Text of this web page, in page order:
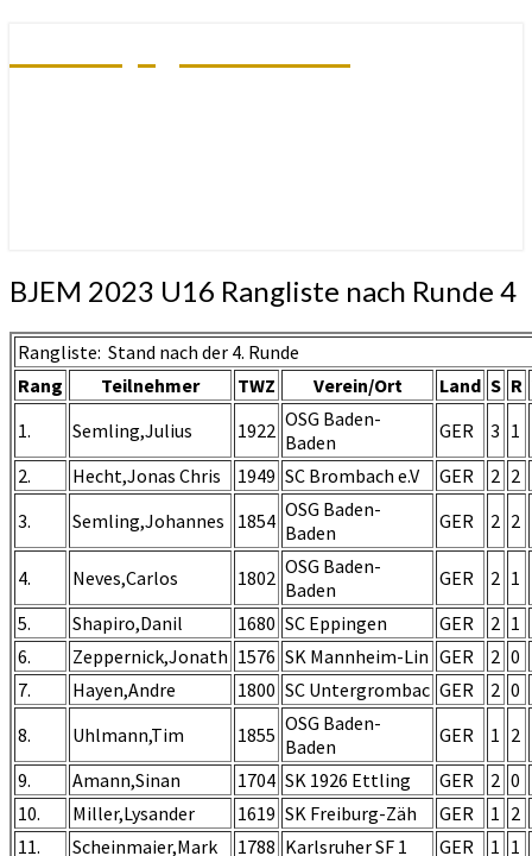
BJEM
2023
U16
Rangliste
nach
Runde
BJEM 2023 U16 Rangliste nach Runde 4
Rangliste: Stand nach der 4. Runde
Rang
Teilnehmer TWZ Verein/Ort Land S R
1.
Semling,Julius 1922 OSG Baden-
Baden
GER 3 1
2.
Hecht,Jonas Chris 1949 SC Brombach e.V GER 2 2
3.
Semling,Johannes 1854 OSG Baden-
Baden
GER 2 2
4. Neves,Carlos 1802 OSG Baden-
Baden
GER 2 1
5.
Shapiro,Danil 1680 SC Eppingen GER 2 1
6.
Zeppernick,Jonath 1576 SK Mannheim-Lin GER 2 0
7.
Hayen,Andre 1800 SC Untergrombac GER 2 0
8.
Uhlmann,Tim 1855 OSG Baden-
Baden
GER 1 2
9.
Amann,Sinan 1704 SK 1926 Ettling GER 2 0
10.
Miller,Lysander 1619 SK Freiburg-Zäh GER 1 2
11.
Scheinmaier,Mark 1788 Karlsruher SF 1 GER 1 1